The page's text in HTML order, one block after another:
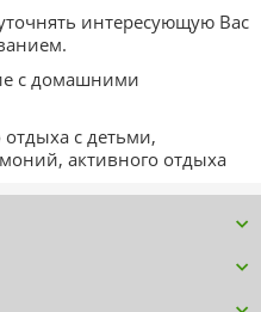
интересующую Вас
с домашними
с детьми,
активного отдыха